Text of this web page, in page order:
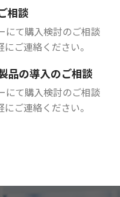
相談
にて購入検討のご相談
ご連絡ください。
品の導入のご相談
にて購入検討のご相談
ご連絡ください。